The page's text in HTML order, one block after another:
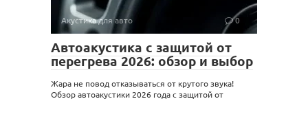
Акустика для авто 0
Автоакустика с защитой от
перегрева 2026: обзор и выбор
Жара не повод отказываться от крутого звука!
Обзор автоакустики 2026 года с защитой от